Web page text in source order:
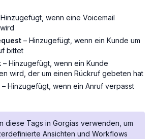
wenn eine Voicemail
– Hinzugefügt, wenn ein Kunde um
bittet
– Hinzugefügt, wenn ein Kunde
wird, der um einen Rückruf gebeten hat
– Hinzugefügt, wenn ein Anruf verpasst
diese Tags in Gorgias verwenden, um
Ansichten und Workflows